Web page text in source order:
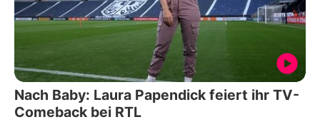
Nach Baby: Laura Papendick feiert ihr TV-
Comeback bei RTL